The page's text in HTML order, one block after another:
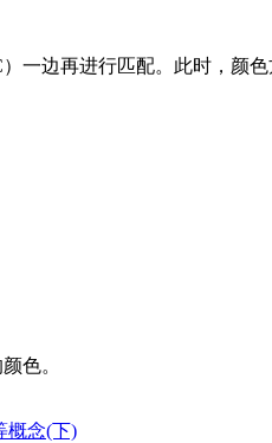
一边再进行匹配。此时，颜
色。
概念(下)